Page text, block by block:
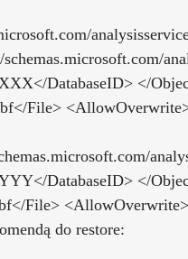
DatabaseID> </
File>
DatabaseID> </
File>
do restore: